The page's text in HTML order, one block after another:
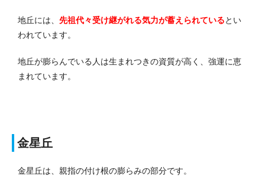
地丘には、 先祖代々受け継がれる気力が蓄えられているとい
われています。
地丘が膨らんでいる人は生まれつきの資質が高く、強運に恵
まれています。
金星丘
金星丘は、親指の付け根の膨らみの部分です。